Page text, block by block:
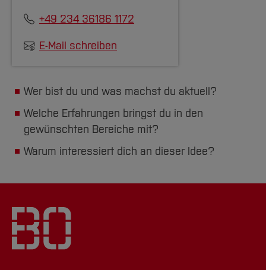
+49 234 36186 1172
E-Mail schreiben
Wer bist du und was machst du aktuell?
Welche Erfahrungen bringst du in den
gewünschten Bereiche mit?
Warum interessiert dich an dieser Idee?